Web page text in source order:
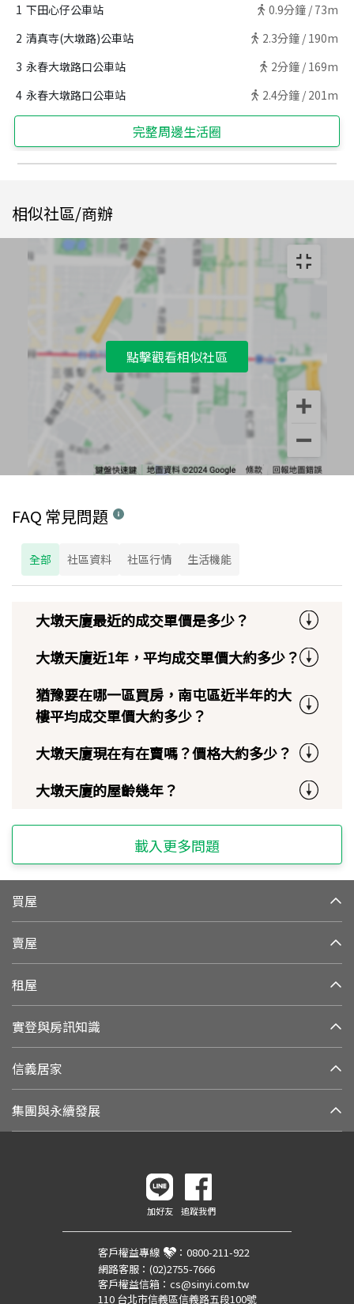
1 下田心仔公車站 0.9分鐘 / 73m
2 清真寺(大墩路)公車站 2.3分鐘 / 190m
3 永春大墩路口公車站 2分鐘 / 169m
4 永春大墩路口公車站 2.4分鐘 / 201m
完整周邊生活圈
相似社區/商辦
點擊觀看相似社區
FAQ 常見問題
全部 社區資料 社區行情 生活機能
大墩天廈最近的成交單價是多少？
大墩天廈近1年，平均成交單價大約多少？
猶豫要在哪一區買房，南屯區近半年的大
樓平均成交單價大約多少？
大墩天廈現在有在賣嗎？價格大約多少？
大墩天廈的屋齡幾年？
載入更多問題
買屋
賣屋
租屋
實登與房訊知識
信義居家
集團與永續發展
加好友 追蹤我們
客戶權益專線 ： 0800-211-922
網路客服： (02)2755-7666
客戶權益信箱： cs@sinyi.com.tw
110 台北市信義區信義路五段100號